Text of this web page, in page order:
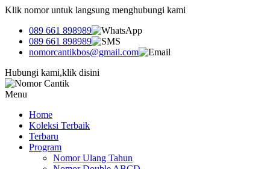
Klik nomor untuk langsung menghubungi kami
089 661 898989
089 661 898989
nomorcantikbos@gmail.com
Hubungi kami,klik disini
Menu
Home
Koleksi Terbaik
Terbaru
Program
Nomor Ulang Tahun